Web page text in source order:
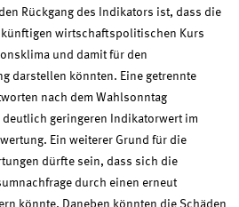
Rückgang des Indikators ist, dass die
wirtschaftspolitischen Kurs
und damit für den
darstellen könnten. Eine getrennte
nach dem Wahlsonntag
geringeren Indikatorwert im
Ein weiterer Grund für die
dürfte sein, dass sich die
durch einen erneut
könnte. Daneben könnten die Schäden